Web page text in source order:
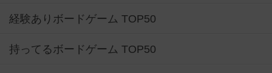
経験ありボードゲーム TOP50
持ってるボードゲーム TOP50